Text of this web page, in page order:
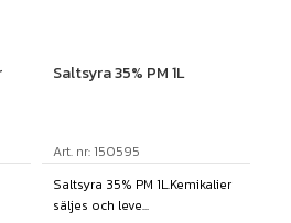
Saltsyra 35% PM 1L
Art. nr: 150595
Saltsyra 35% PM 1L.Kemikalier
säljes och leve...